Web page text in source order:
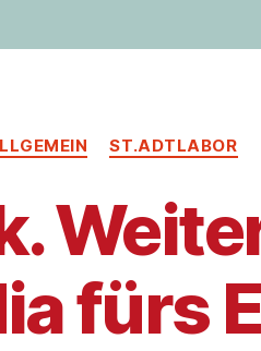
Kategorien
ST.ADTLABOR
fürs